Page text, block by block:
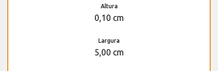
Altura
0,10 cm
Largura
5,00 cm